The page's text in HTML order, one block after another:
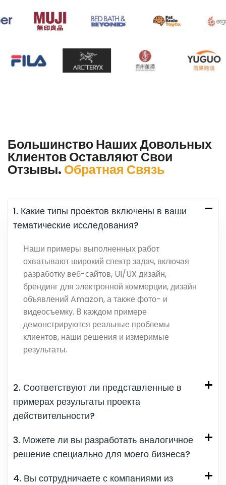
Большинство Наших Довольных
Клиентов Оставляют Свои
Отзывы. Обратная Связь
1. Какие типы проектов включены в ваши
тематические исследования?
Наши примеры выполненных работ
охватывают широкий спектр задач, включая
разработку веб-сайтов, UI/UX дизайн,
брендинг для электронной коммерции, дизайн
объявлений Amazon, а также фото- и
видеосъемку. В каждом примере
демонстрируются реальные проблемы
клиентов, наши решения и измеримые
результаты.
2. Соответствуют ли представленные в
примерах результаты проекта
действительности?
3. Можете ли вы разработать аналогичное
решение специально для моего бизнеса?
4. Вы сотрудничаете с компаниями из